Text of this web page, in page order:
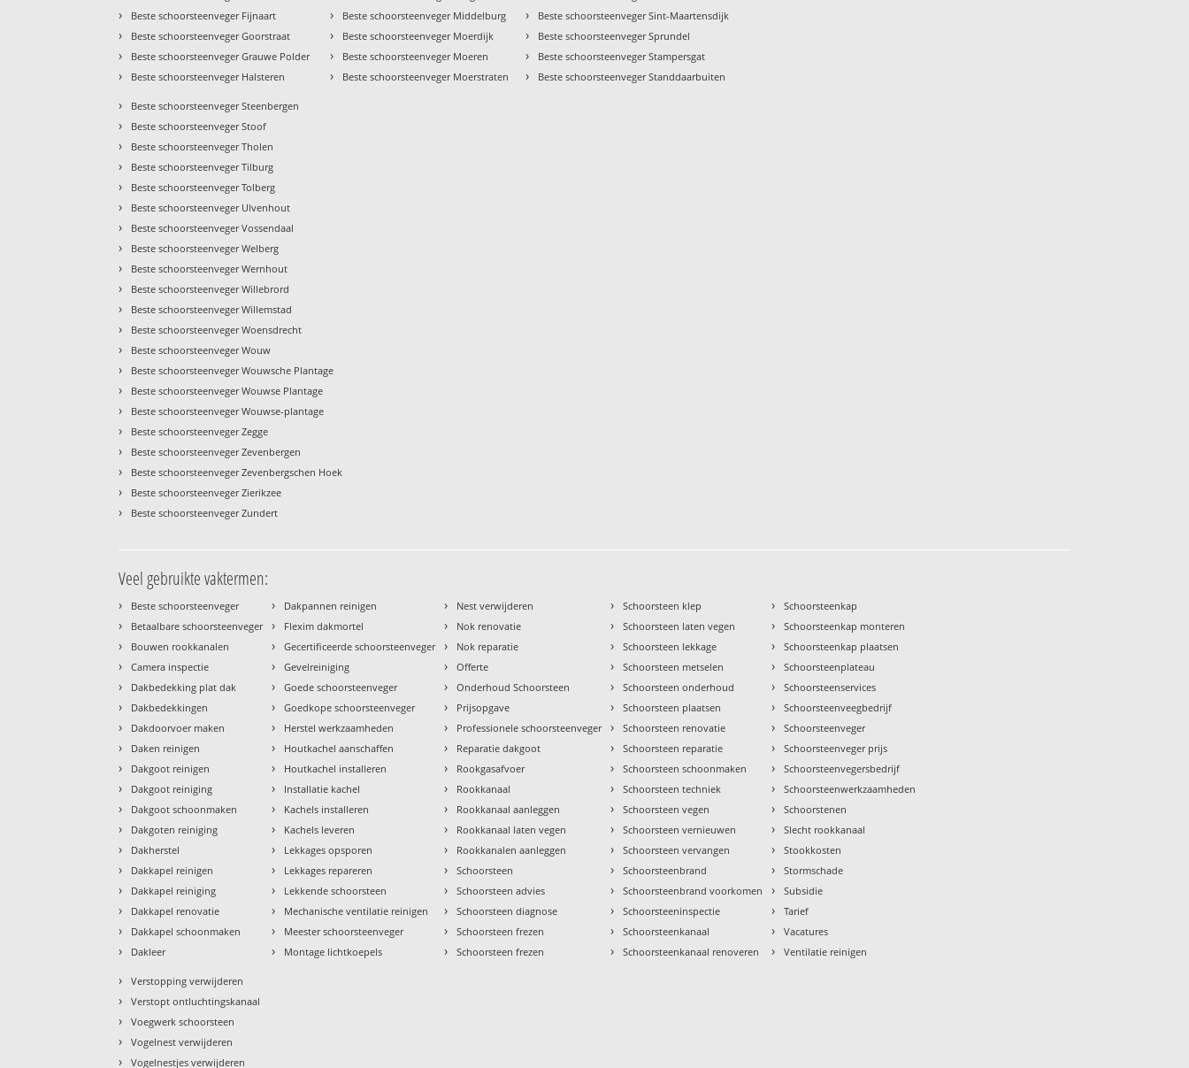
› Beste schoorsteenveger Fijnaart
› Beste schoorsteenveger Goorstraat
› Beste schoorsteenveger Grauwe Polder
› Beste schoorsteenveger Halsteren
› Beste schoorsteenveger Middelburg
› Beste schoorsteenveger Moerdijk
› Beste schoorsteenveger Moeren
› Beste schoorsteenveger Moerstraten
› Beste schoorsteenveger Sint-Maartensdijk
› Beste schoorsteenveger Sprundel
› Beste schoorsteenveger Stampersgat
› Beste schoorsteenveger Standdaarbuiten
› Beste schoorsteenveger Steenbergen
› Beste schoorsteenveger Stoof
› Beste schoorsteenveger Tholen
› Beste schoorsteenveger Tilburg
› Beste schoorsteenveger Tolberg
› Beste schoorsteenveger Ulvenhout
› Beste schoorsteenveger Vossendaal
› Beste schoorsteenveger Welberg
› Beste schoorsteenveger Wernhout
› Beste schoorsteenveger Willebrord
› Beste schoorsteenveger Willemstad
› Beste schoorsteenveger Woensdrecht
› Beste schoorsteenveger Wouw
› Beste schoorsteenveger Wouwsche Plantage
› Beste schoorsteenveger Wouwse Plantage
› Beste schoorsteenveger Wouwse-plantage
› Beste schoorsteenveger Zegge
› Beste schoorsteenveger Zevenbergen
› Beste schoorsteenveger Zevenbergschen Hoek
› Beste schoorsteenveger Zierikzee
› Beste schoorsteenveger Zundert
Veel gebruikte vaktermen:
› Beste schoorsteenveger
› Betaalbare schoorsteenveger
› Bouwen rookkanalen
› Camera inspectie
› Dakbedekking plat dak
› Dakbedekkingen
› Dakdoorvoer maken
› Daken reinigen
› Dakgoot reinigen
› Dakgoot reiniging
› Dakgoot schoonmaken
› Dakgoten reiniging
› Dakherstel
› Dakkapel reinigen
› Dakkapel reiniging
› Dakkapel renovatie
› Dakkapel schoonmaken
› Dakleer
› Dakpannen reinigen
› Flexim dakmortel
› Gecertificeerde schoorsteenveger
› Gevelreiniging
› Goede schoorsteenveger
› Goedkope schoorsteenveger
› Herstel werkzaamheden
› Houtkachel aanschaffen
› Houtkachel installeren
› Installatie kachel
› Kachels installeren
› Kachels leveren
› Lekkages opsporen
› Lekkages repareren
› Lekkende schoorsteen
› Mechanische ventilatie reinigen
› Meester schoorsteenveger
› Montage lichtkoepels
› Nest verwijderen
› Nok renovatie
› Nok reparatie
› Offerte
› Onderhoud Schoorsteen
› Prijsopgave
› Professionele schoorsteenveger
› Reparatie dakgoot
› Rookgasafvoer
› Rookkanaal
› Rookkanaal aanleggen
› Rookkanaal laten vegen
› Rookkanalen aanleggen
› Schoorsteen
› Schoorsteen advies
› Schoorsteen diagnose
› Schoorsteen frezen
› Schoorsteen frezen
› Schoorsteen klep
› Schoorsteen laten vegen
› Schoorsteen lekkage
› Schoorsteen metselen
› Schoorsteen onderhoud
› Schoorsteen plaatsen
› Schoorsteen renovatie
› Schoorsteen reparatie
› Schoorsteen schoonmaken
› Schoorsteen techniek
› Schoorsteen vegen
› Schoorsteen vernieuwen
› Schoorsteen vervangen
› Schoorsteenbrand
› Schoorsteenbrand voorkomen
› Schoorsteeninspectie
› Schoorsteenkanaal
› Schoorsteenkanaal renoveren
› Schoorsteenkap
› Schoorsteenkap monteren
› Schoorsteenkap plaatsen
› Schoorsteenplateau
› Schoorsteenservices
› Schoorsteenveegbedrijf
› Schoorsteenveger
› Schoorsteenveger prijs
› Schoorsteenvegersbedrijf
› Schoorsteenwerkzaamheden
› Schoorstenen
› Slecht rookkanaal
› Stookkosten
› Stormschade
› Subsidie
› Tarief
› Vacatures
› Ventilatie reinigen
› Verstopping verwijderen
› Verstopt ontluchtingskanaal
› Voegwerk schoorsteen
› Vogelnest verwijderen
› Vogelnestjes verwijderen